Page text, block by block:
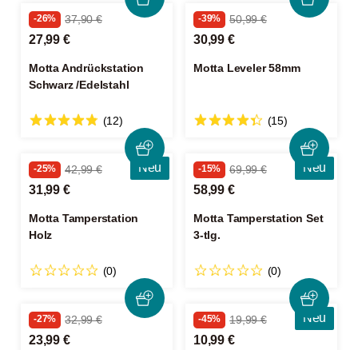
-26% 37,90 €
27,99 €
Motta Andrückstation
Schwarz /Edelstahl
(12)
-39% 50,99 €
30,99 €
Motta Leveler 58mm
(15)
Neu
-25% 42,99 €
31,99 €
Motta Tamperstation
Holz
(0)
Neu
-15% 69,99 €
58,99 €
Motta Tamperstation Set
3-tlg.
(0)
-27% 32,99 €
23,99 €
Neu
-45% 19,99 €
10,99 €